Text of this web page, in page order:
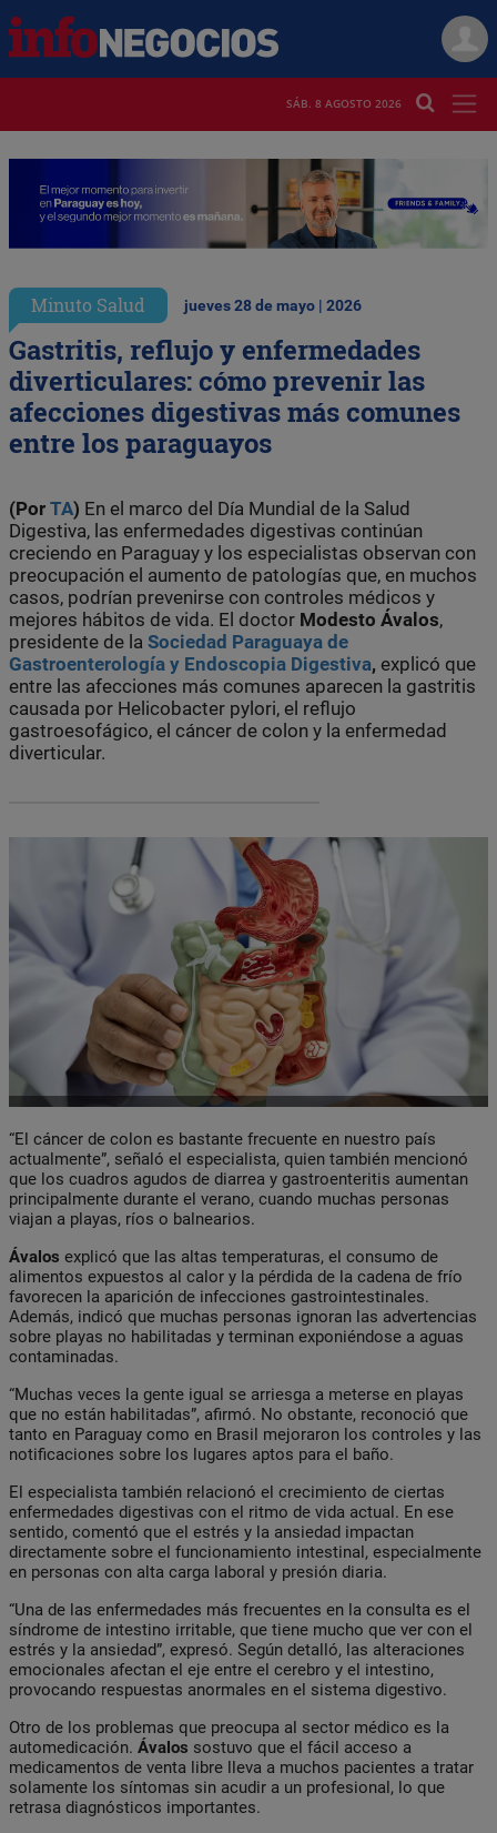
SÁB. 8 AGOSTO 2026
Minuto Salud jueves 28 de mayo | 2026
Gastritis, reflujo y enfermedades
diverticulares: cómo prevenir las
afecciones digestivas más comunes
entre los paraguayos
(Por TA) En el marco del Día Mundial de la Salud
Digestiva, las enfermedades digestivas continúan
creciendo en Paraguay y los especialistas observan con
preocupación el aumento de patologías que, en muchos
casos, podrían prevenirse con controles médicos y
mejores hábitos de vida. El doctor Modesto Ávalos,
presidente de la Sociedad Paraguaya de
Gastroenterología y Endoscopia Digestiva, explicó que
entre las afecciones más comunes aparecen la gastritis
causada por Helicobacter pylori, el reflujo
gastroesofágico, el cáncer de colon y la enfermedad
diverticular.
“El cáncer de colon es bastante frecuente en nuestro país
actualmente”, señaló el especialista, quien también mencionó
que los cuadros agudos de diarrea y gastroenteritis aumentan
principalmente durante el verano, cuando muchas personas
viajan a playas, ríos o balnearios.
Ávalos explicó que las altas temperaturas, el consumo de
alimentos expuestos al calor y la pérdida de la cadena de frío
favorecen la aparición de infecciones gastrointestinales.
Además, indicó que muchas personas ignoran las advertencias
sobre playas no habilitadas y terminan exponiéndose a aguas
contaminadas.
“Muchas veces la gente igual se arriesga a meterse en playas
que no están habilitadas”, afirmó. No obstante, reconoció que
tanto en Paraguay como en Brasil mejoraron los controles y las
notificaciones sobre los lugares aptos para el baño.
El especialista también relacionó el crecimiento de ciertas
enfermedades digestivas con el ritmo de vida actual. En ese
sentido, comentó que el estrés y la ansiedad impactan
directamente sobre el funcionamiento intestinal, especialmente
en personas con alta carga laboral y presión diaria.
“Una de las enfermedades más frecuentes en la consulta es el
síndrome de intestino irritable, que tiene mucho que ver con el
estrés y la ansiedad”, expresó. Según detalló, las alteraciones
emocionales afectan el eje entre el cerebro y el intestino,
provocando respuestas anormales en el sistema digestivo.
Otro de los problemas que preocupa al sector médico es la
automedicación. Ávalos sostuvo que el fácil acceso a
medicamentos de venta libre lleva a muchos pacientes a tratar
solamente los síntomas sin acudir a un profesional, lo que
retrasa diagnósticos importantes.